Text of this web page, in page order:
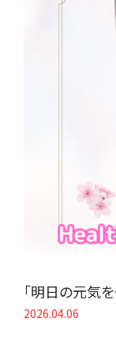
「明日の元気
2026.04.06